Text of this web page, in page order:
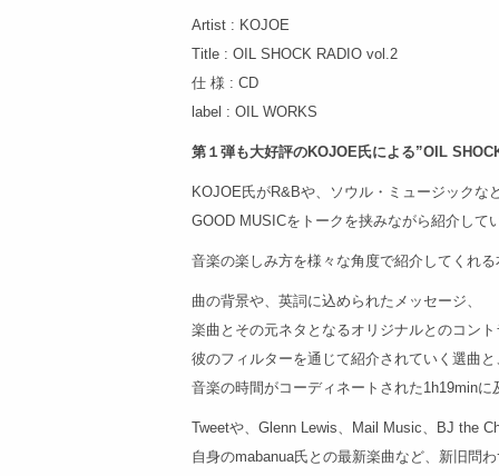
Artist : KOJOE
Title : OIL SHOCK RADIO vol.2
仕 様 : CD
label : OIL WORKS
第１弾も大好評のKOJOE氏による”OIL
KOJOE氏がR&Bや、ソウル・ミュージックな
GOOD MUSICをトークを挟みながら紹介して
音楽の楽しみ方を様々な角度で紹介してくれる
曲の背景や、英詞に込められたメッセージ、
楽曲とその元ネタとなるオリジナルとのコン
彼のフィルターを通じて紹介されていく選曲と
音楽の時間がコーディネートされた1h19minに
Tweetや、Glenn Lewis、Mail Music、BJ the
自身のmabanua氏との最新楽曲など、新旧問